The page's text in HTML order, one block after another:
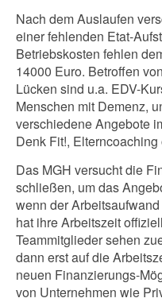
Nach dem Auslaufen
einer fehlenden Etat-
Betriebskosten fehlen
14000 Euro. Betroffen
Lücken sind u.a. EDV-
Menschen mit Demenz,
verschiedene Angebote
Denk Fit!,
Das MGH versucht die
schließen, um das
wenn der
hat ihre Arbeitszeit
Teammitglieder sehen
dann erst auf die
neuen Finanzierungs-
von Unternehmen wie